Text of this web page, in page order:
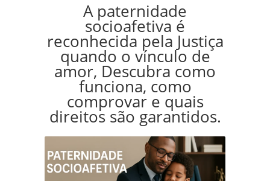
A paternidade
socioafetiva é
reconhecida pela Justiça
quando o vínculo de
amor, Descubra como
funciona, como
comprovar e quais
direitos são garantidos.